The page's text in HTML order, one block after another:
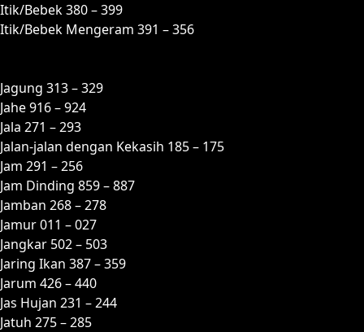
Itik/Bebek 380 – 399
Itik/Bebek Mengeram 391 – 356
Jagung 313 – 329
Jahe 916 – 924
Jala 271 – 293
Jalan-jalan dengan Kekasih 185 – 175
Jam 291 – 256
Jam Dinding 859 – 887
Jamban 268 – 278
Jamur 011 – 027
Jangkar 502 – 503
Jaring Ikan 387 – 359
Jarum 426 – 440
Jas Hujan 231 – 244
Jatuh 275 – 285